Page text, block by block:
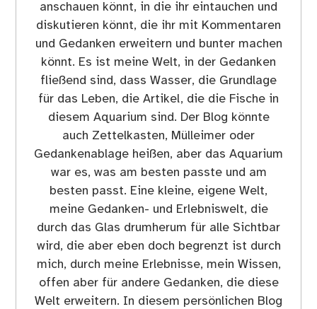
anschauen könnt, in die ihr eintauchen und
diskutieren könnt, die ihr mit Kommentaren
und Gedanken erweitern und bunter machen
könnt. Es ist meine Welt, in der Gedanken
fließend sind, dass Wasser, die Grundlage
für das Leben, die Artikel, die die Fische in
diesem Aquarium sind. Der Blog könnte
auch Zettelkasten, Mülleimer oder
Gedankenablage heißen, aber das Aquarium
war es, was am besten passte und am
besten passt. Eine kleine, eigene Welt,
meine Gedanken- und Erlebniswelt, die
durch das Glas drumherum für alle Sichtbar
wird, die aber eben doch begrenzt ist durch
mich, durch meine Erlebnisse, mein Wissen,
offen aber für andere Gedanken, die diese
Welt erweitern. In diesem persönlichen Blog